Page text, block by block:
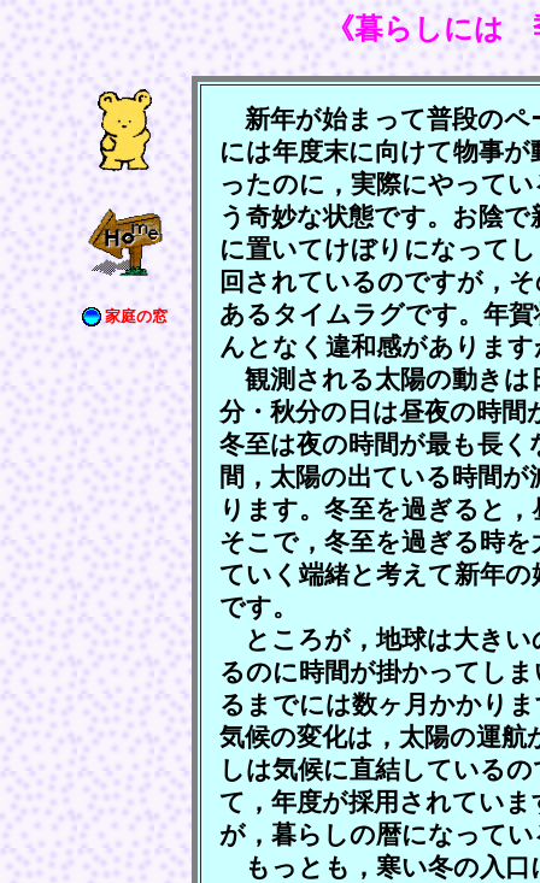
《暮らしには
家庭の窓
新年が始まって普段のペ
には年度末に向けて物事
ったのに，実際にやって
う奇妙な状態です。お陰
に置いてけぼりになって
回されているのですが，
あるタイムラグです。年
んとなく違和感がありま
観測される太陽の動きは
分・秋分の日は昼夜の時
冬至は夜の時間が最も長
間，太陽の出ている時間
ります。冬至を過ぎると
そこで，冬至を過ぎる時
ていく端緒と考えて新年
です。
ところが，地球は大きい
るのに時間が掛かってし
るまでには数ヶ月かかり
気候の変化は，太陽の運
しは気候に直結している
て，年度が採用されてい
が，暮らしの暦になって
もっとも，寒い冬の入口